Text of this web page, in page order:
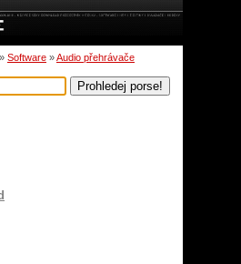
» Software »Audio přehrávače